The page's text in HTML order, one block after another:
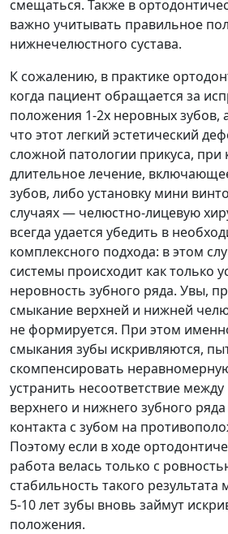
смещаться. Также в
важно учитывать правильное
нижнечелюстного сустава.
К сожалению, в практике
когда пациент обращается за
положения 1-2х неровных зубов,
что этот легкий эстетический
сложной патологии прикуса, при
длительное лечение,
зубов, либо установку мини
случаях — челюстно-лицевую
всегда удается убедить в
комплексного подхода: в этом
системы происходит как только
неровность зубного ряда. Увы,
смыкание верхней и нижней
не формируется. При этом
смыкания зубы искривляются,
скомпенсировать
устранить несоответствие
верхнего и нижнего зубного
контакта с зубом на
Поэтому если в ходе
работа велась только с
стабильность такого
5-10 лет зубы вновь займут
положения.